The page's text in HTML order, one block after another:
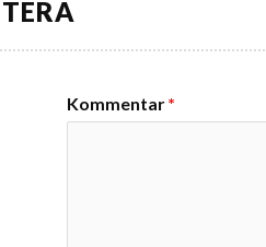
Kommentar*